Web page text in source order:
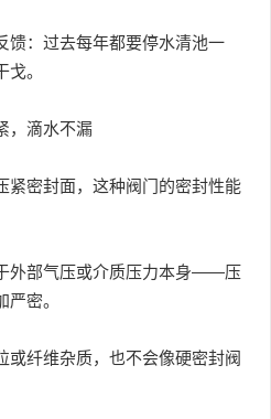
：过去每年都要停水清池一
。
滴水不漏
密封面，这种阀门的密封性能
部气压或介质压力本身——压
密。
纤维杂质，也不会像硬密封阀